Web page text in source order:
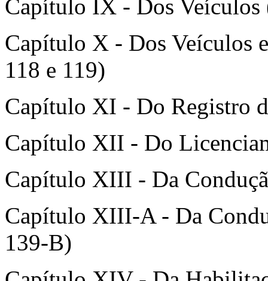
Capítulo IX - Dos Veículos
Capítulo X - Dos Veículos
118 e 119)
Capítulo XI - Do Registro
Capítulo XII - Do
Capítulo XIII - Da
Capítulo XIII-A - Da
139-B)